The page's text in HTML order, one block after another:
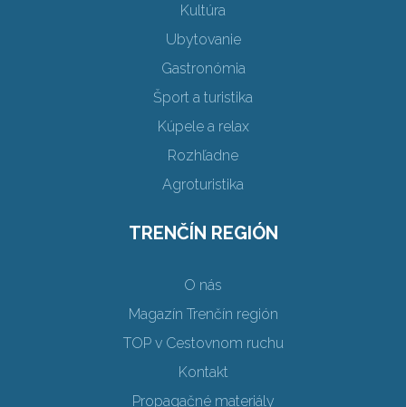
Kultúra
Ubytovanie
Gastronómia
Šport a turistika
Kúpele a relax
Rozhľadne
Agroturistika
TRENČÍN REGIÓN
O nás
Magazín Trenčín región
TOP v Cestovnom ruchu
Kontakt
Propagačné materiály